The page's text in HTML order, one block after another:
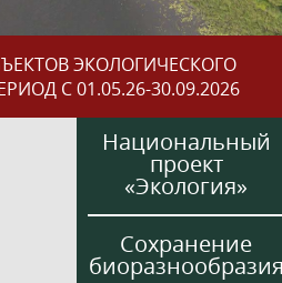
ЭКОЛОГИЧЕСКОГО
С 01.05.26-30.09.2026
Национальный
проект
«Экология»
Сохранение